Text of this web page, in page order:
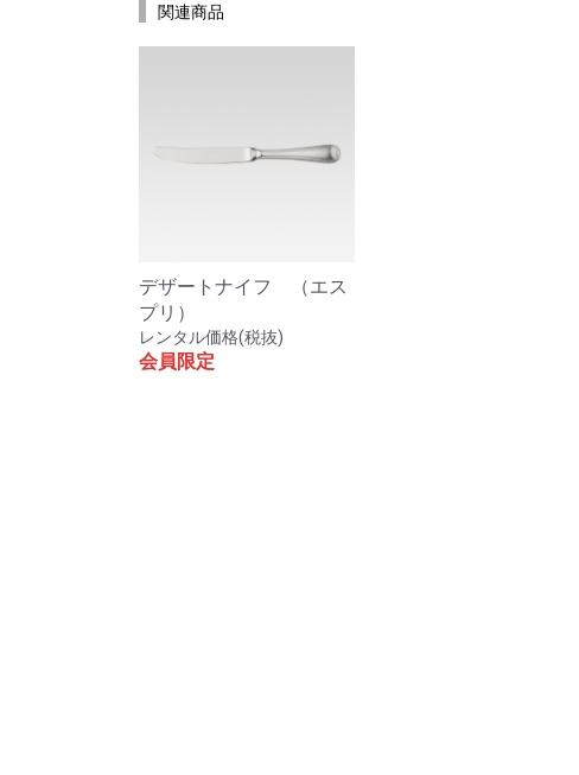
関連商品
デザートナイフ （エス
プリ）
レンタル価格(税抜)
会員限定